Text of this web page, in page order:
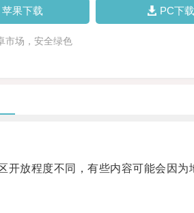
苹果下载 PC下载
市场，安全绿色
放程度不同，有些内容可能会因为